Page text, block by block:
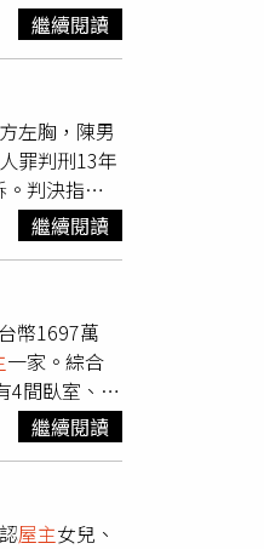
一戶透天的
恐出現發電
年以上；但
裝設光電
再次提醒民
圍捕，以免
即調閱週邊
案，由於噴
繼續閱讀
左胸，陳男
罪判刑13年
判決指
屋外不斷叫
刃深達約15
、血流不
自己的兒
人罪嫌起
官審理，一
訴，台中高
維持原判，
繼續閱讀
幣1697萬
一家。綜合
4間臥室、3
，還附設浴
為自己撿到
他嚇得立
的前屋主 。
繼續閱讀
屋主女兒、